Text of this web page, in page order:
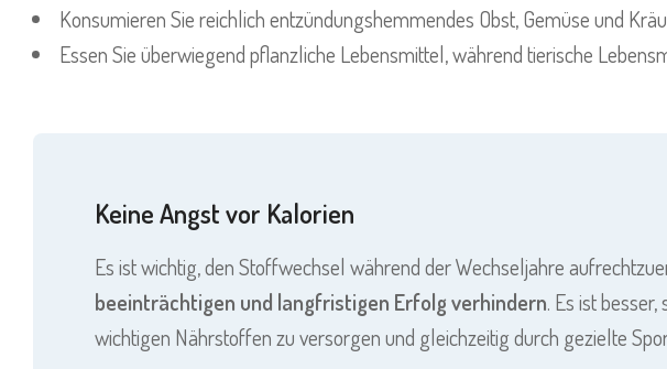
Konsumieren Sie reichlich entzündungshemmendes Obst, Gemüse und
Essen Sie überwiegend pflanzliche Lebensmittel, während tierische
Keine Angst vor Kalorien
Es ist wichtig, den Stoffwechsel während der Wechseljahre
beeinträchtigen und langfristigen Erfolg verhindern. Es ist
wichtigen Nährstoffen zu versorgen und gleichzeitig durch gezielte